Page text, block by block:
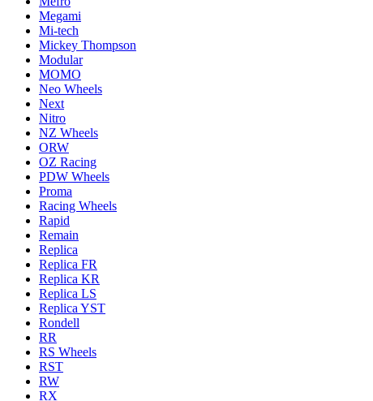
Megami
Mi-tech
Mickey Thompson
Modular
MOMO
Neo Wheels
Next
Nitro
NZ Wheels
ORW
OZ Racing
PDW Wheels
Proma
Racing Wheels
Rapid
Remain
Replica
Replica FR
Replica KR
Replica LS
Replica YST
Rondell
RR
RS Wheels
RST
RW
RX